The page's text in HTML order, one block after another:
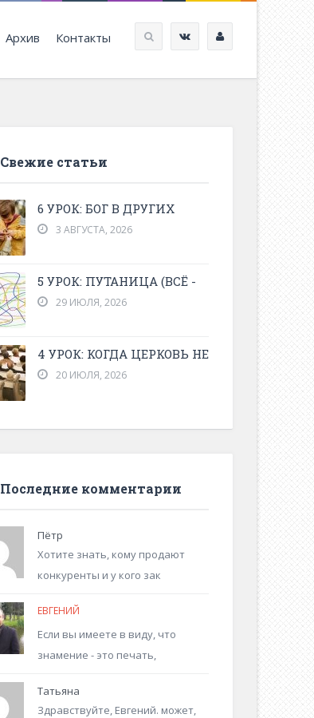
Архив Контакты
Свежие статьи
6 УРОК: БОГ В ДРУГИХ
3 АВГУСТА, 2026
5 УРОК: ПУТАНИЦА (ВСЁ -
29 ИЮЛЯ, 2026
4 УРОК: КОГДА ЦЕРКОВЬ НЕ
20 ИЮЛЯ, 2026
Последние комментарии
Пётр
Хотите знать, кому продают
конкуренты и у кого зак
ЕВГЕНИЙ
Если вы имеете в виду, что
знамение - это печать,
Татьяна
Здравствуйте, Евгений. может,